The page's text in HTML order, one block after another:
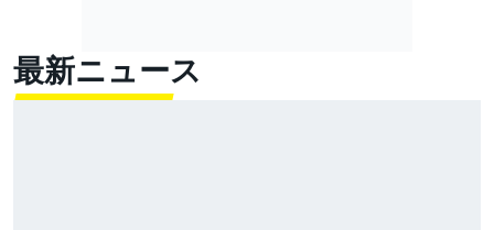
最新ニュース